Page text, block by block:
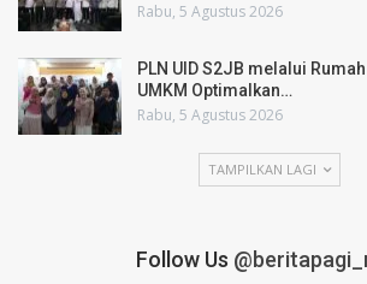
Rabu, 5 Agustus 2026
PLN UID S2JB melalui
UMKM Optimalkan…
Rabu, 5 Agustus 2026
TAMPILKAN LAGI
Follow Us